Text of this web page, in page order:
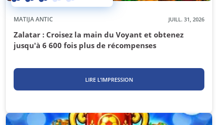
MATIJA ANTIC JUILL. 31, 2026
Zalatar : Croisez la main du Voyant et obtenez
jusqu'à 6 600 fois plus de récompenses
LIRE L’IMPRESSION